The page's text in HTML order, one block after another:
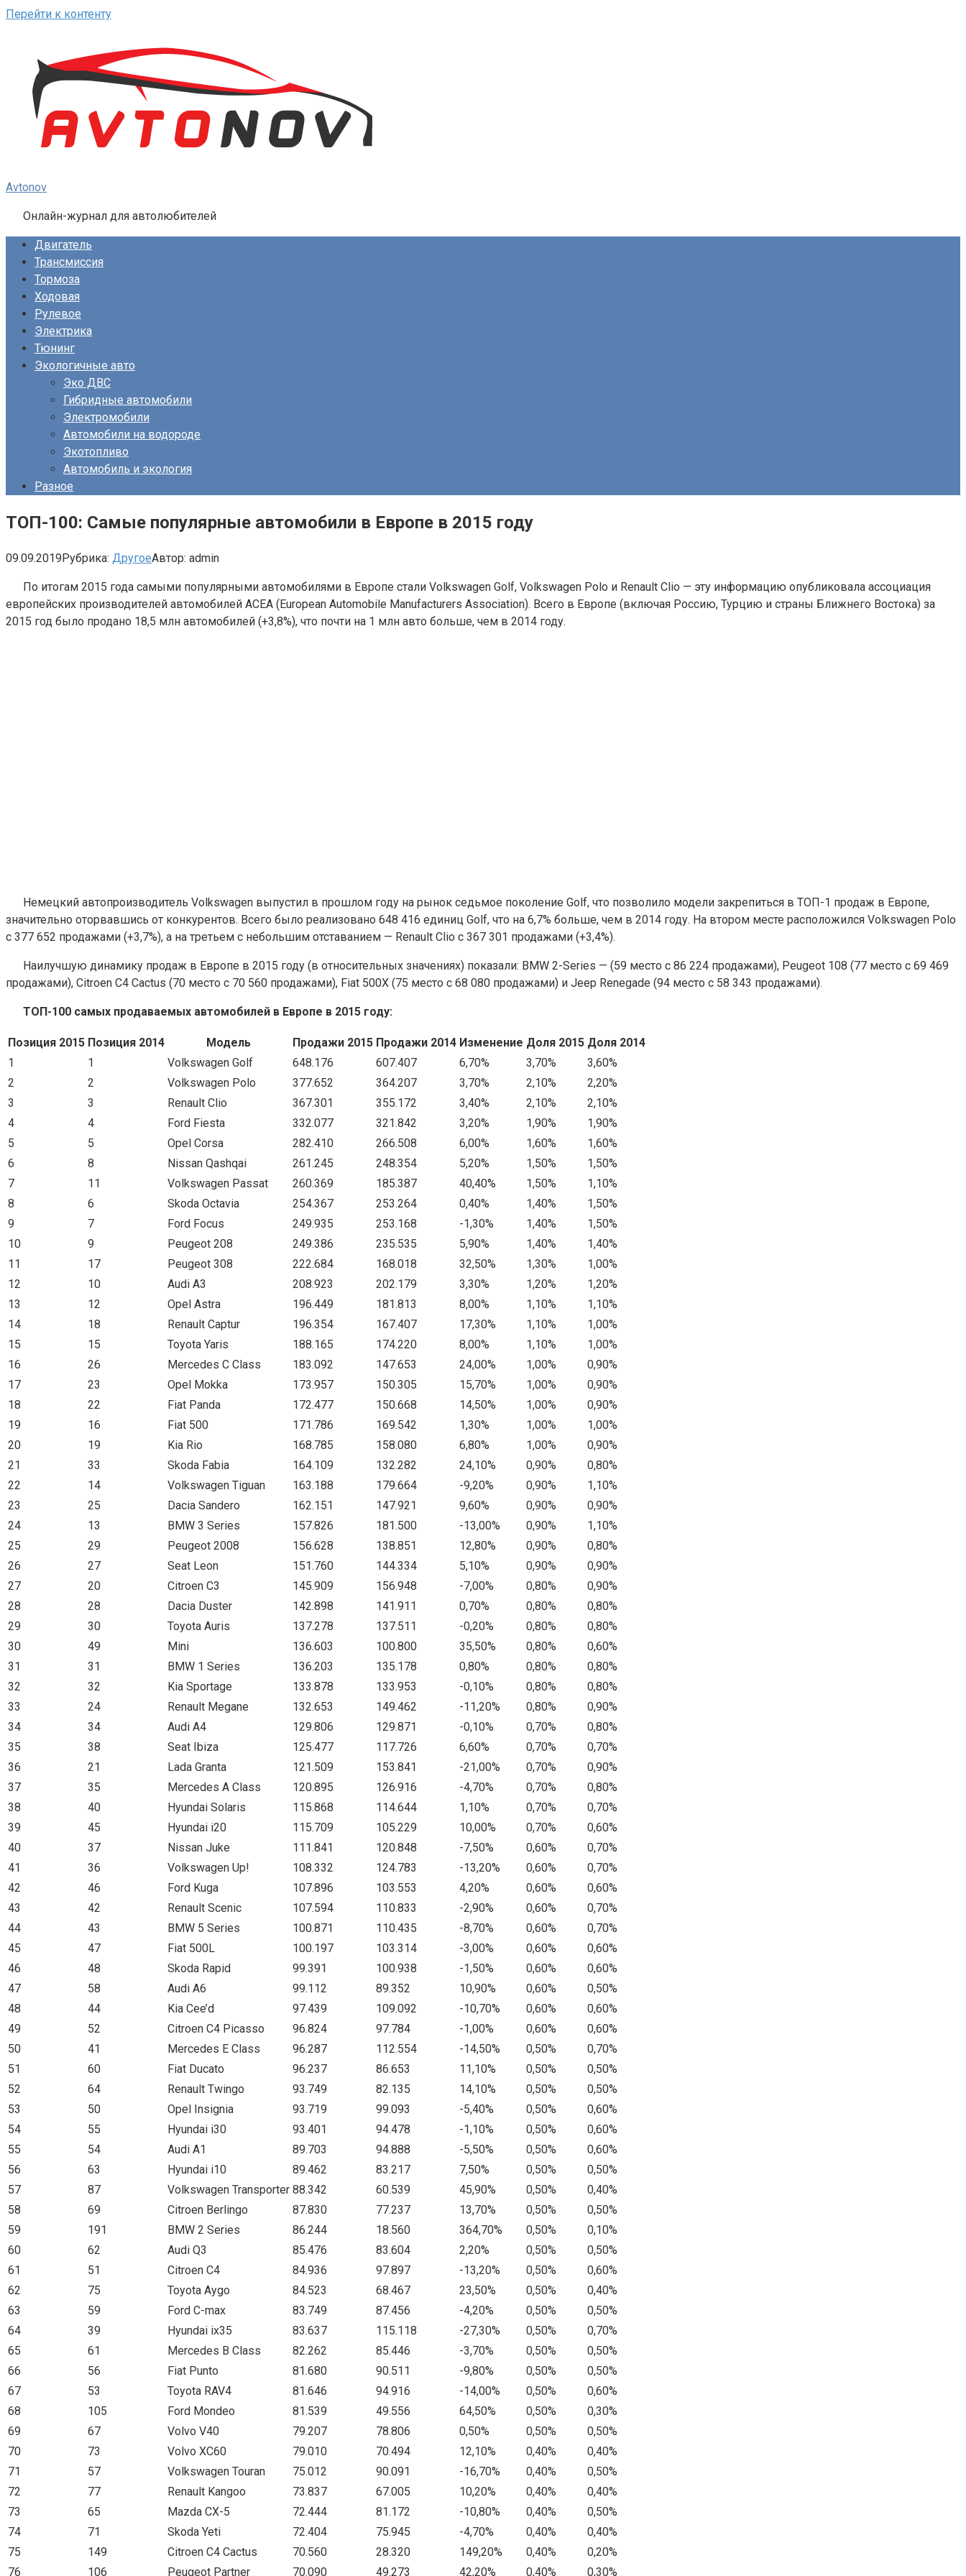
Перейти к контенту
Avtonov
Онлайн-журнал для автолюбителей
Двигатель
Трансмиссия
Тормоза
Ходовая
Рулевое
Электрика
Тюнинг
Экологичные авто
Эко ДВС
Гибридные автомобили
Электромобили
Автомобили на водороде
Экотопливо
Автомобиль и экология
Разное
ТОП-100: Самые популярные автомобили в Европе в 2015 году
09.09.2019Рубрика: ДругоеАвтор: admin
По итогам 2015 года самыми популярными автомобилями в Европе стали Volkswagen Golf, Volkswagen Polo и Renault Clio — эту информацию опубликовала ассоциация
европейских производителей автомобилей ACEA (European Automobile Manufacturers Association). Всего в Европе (включая Россию, Турцию и страны Ближнего Востока) за
2015 год было продано 18,5 млн автомобилей (+3,8%), что почти на 1 млн авто больше, чем в 2014 году.
Немецкий автопроизводитель Volkswagen выпустил в прошлом году на рынок седьмое поколение Golf, что позволило модели закрепиться в ТОП-1 продаж в Европе,
значительно оторвавшись от конкурентов. Всего было реализовано 648 416 единиц Golf, что на 6,7% больше, чем в 2014 году. На втором месте расположился Volkswagen Polo
с 377 652 продажами (+3,7%), а на третьем с небольшим отставанием — Renault Clio с 367 301 продажами (+3,4%).
Наилучшую динамику продаж в Европе в 2015 году (в относительных значениях) показали: BMW 2-Series — (59 место с 86 224 продажами), Peugeot 108 (77 место с 69 469
продажами), Citroen C4 Cactus (70 место с 70 560 продажами), Fiat 500X (75 место с 68 080 продажами) и Jeep Renegade (94 место с 58 343 продажами).
ТОП-100 самых продаваемых автомобилей в Европе в 2015 году:
Позиция 2015 Позиция 2014 Модель Продажи 2015 Продажи 2014 Изменение Доля 2015 Доля 2014
1
1 Volkswagen Golf 648.176 607.407 6,70% 3,70%
3,60%
2
2 Volkswagen Polo 377.652 364.207 3,70% 2,10%
2,20%
3
3 Renault Clio 367.301 355.172 3,40% 2,10%
2,10%
4
4 Ford Fiesta 332.077 321.842 3,20% 1,90%
1,90%
5
5 Opel Corsa 282.410 266.508 6,00% 1,60%
1,60%
6
8 Nissan Qashqai 261.245 248.354 5,20% 1,50%
1,50%
7
11 Volkswagen Passat 260.369 185.387 40,40% 1,50%
1,10%
8
6 Skoda Octavia 254.367 253.264 0,40% 1,40%
1,50%
9
7 Ford Focus 249.935 253.168 -1,30% 1,40%
1,50%
10
9 Peugeot 208 249.386 235.535 5,90% 1,40%
1,40%
11
17 Peugeot 308 222.684 168.018 32,50% 1,30%
1,00%
12
10 Audi A3 208.923 202.179 3,30% 1,20%
1,20%
13
12 Opel Astra 196.449 181.813 8,00% 1,10%
1,10%
14
18 Renault Captur 196.354 167.407 17,30% 1,10%
1,00%
15
15 Toyota Yaris 188.165 174.220 8,00% 1,10%
1,00%
16
26 Mercedes C Class 183.092 147.653 24,00% 1,00%
0,90%
17
23 Opel Mokka 173.957 150.305 15,70% 1,00%
0,90%
18
22 Fiat Panda 172.477 150.668 14,50% 1,00%
0,90%
19
16 Fiat 500 171.786 169.542 1,30% 1,00%
1,00%
20
19 Kia Rio 168.785 158.080 6,80% 1,00%
0,90%
21
33 Skoda Fabia 164.109 132.282 24,10% 0,90%
0,80%
22
14 Volkswagen Tiguan 163.188 179.664 -9,20% 0,90%
1,10%
23
25 Dacia Sandero 162.151 147.921 9,60% 0,90%
0,90%
24
13 BMW 3 Series 157.826 181.500 -13,00% 0,90%
1,10%
25
29 Peugeot 2008 156.628 138.851 12,80% 0,90%
0,80%
26
27 Seat Leon 151.760 144.334 5,10% 0,90%
0,90%
27
20 Citroen C3 145.909 156.948 -7,00% 0,80%
0,90%
28
28 Dacia Duster 142.898 141.911 0,70% 0,80%
0,80%
29
30 Toyota Auris 137.278 137.511 -0,20% 0,80%
0,80%
30
49 Mini 136.603 100.800 35,50% 0,80%
0,60%
31
31 BMW 1 Series 136.203 135.178 0,80% 0,80%
0,80%
32
32 Kia Sportage 133.878 133.953 -0,10% 0,80%
0,80%
33
24 Renault Megane 132.653 149.462 -11,20% 0,80%
0,90%
34
34 Audi A4 129.806 129.871 -0,10% 0,70%
0,80%
35
38 Seat Ibiza 125.477 117.726 6,60% 0,70%
0,70%
36
21 Lada Granta 121.509 153.841 -21,00% 0,70%
0,90%
37
35 Mercedes A Class 120.895 126.916 -4,70% 0,70%
0,80%
38
40 Hyundai Solaris 115.868 114.644 1,10% 0,70%
0,70%
39
45 Hyundai i20 115.709 105.229 10,00% 0,70%
0,60%
40
37 Nissan Juke 111.841 120.848 -7,50% 0,60%
0,70%
41
36 Volkswagen Up! 108.332 124.783 -13,20% 0,60%
0,70%
42
46 Ford Kuga 107.896 103.553 4,20% 0,60%
0,60%
43
42 Renault Scenic 107.594 110.833 -2,90% 0,60%
0,70%
44
43 BMW 5 Series 100.871 110.435 -8,70% 0,60%
0,70%
45
47 Fiat 500L 100.197 103.314 -3,00% 0,60%
0,60%
46
48 Skoda Rapid 99.391 100.938 -1,50% 0,60%
0,60%
47
58 Audi A6 99.112 89.352 10,90% 0,60%
0,50%
48
44 Kia Cee’d 97.439 109.092 -10,70% 0,60%
0,60%
49
52 Citroen C4 Picasso 96.824 97.784 -1,00% 0,60%
0,60%
50
41 Mercedes E Class 96.287 112.554 -14,50% 0,50%
0,70%
51
60 Fiat Ducato 96.237 86.653 11,10% 0,50%
0,50%
52
64 Renault Twingo 93.749 82.135 14,10% 0,50%
0,50%
53
50 Opel Insignia 93.719 99.093 -5,40% 0,50%
0,60%
54
55 Hyundai i30 93.401 94.478 -1,10% 0,50%
0,60%
55
54 Audi A1 89.703 94.888 -5,50% 0,50%
0,60%
56
63 Hyundai i10 89.462 83.217 7,50% 0,50%
0,50%
57
87 Volkswagen Transporter 88.342 60.539 45,90% 0,50%
0,40%
58
69 Citroen Berlingo 87.830 77.237 13,70% 0,50%
0,50%
59
191 BMW 2 Series 86.244 18.560 364,70% 0,50%
0,10%
60
62 Audi Q3 85.476 83.604 2,20% 0,50%
0,50%
61
51 Citroen C4 84.936 97.897 -13,20% 0,50%
0,60%
62
75 Toyota Aygo 84.523 68.467 23,50% 0,50%
0,40%
63
59 Ford C-max 83.749 87.456 -4,20% 0,50%
0,50%
64
39 Hyundai ix35 83.637 115.118 -27,30% 0,50%
0,70%
65
61 Mercedes B Class 82.262 85.446 -3,70% 0,50%
0,50%
66
56 Fiat Punto 81.680 90.511 -9,80% 0,50%
0,50%
67
53 Toyota RAV4 81.646 94.916 -14,00% 0,50%
0,60%
68
105 Ford Mondeo 81.539 49.556 64,50% 0,50%
0,30%
69
67 Volvo V40 79.207 78.806 0,50% 0,50%
0,50%
70
73 Volvo XC60 79.010 70.494 12,10% 0,40%
0,40%
71
57 Volkswagen Touran 75.012 90.091 -16,70% 0,40%
0,50%
72
77 Renault Kangoo 73.837 67.005 10,20% 0,40%
0,40%
73
65 Mazda CX-5 72.444 81.172 -10,80% 0,40%
0,50%
74
71 Skoda Yeti 72.404 75.945 -4,70% 0,40%
0,40%
75
149 Citroen C4 Cactus 70.560 28.320 149,20% 0,40%
0,20%
76
106 Peugeot Partner 70.090 49.273 42,20% 0,40% 0,30%